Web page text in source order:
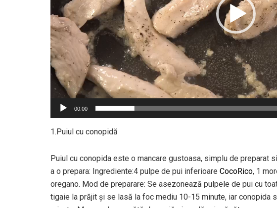
00:00
1.Puiul cu conopidă
Puiul cu conopida este o mancare gustoasa, simplu de preparat
a o prepara: Ingrediente:4 pulpe de pui inferioare CocoRico, 1
oregano. Mod de preparare: Se asezonează pulpele de pui cu
tigaie la prăjit și se lasă la foc mediu 10-15 minute, iar conopida